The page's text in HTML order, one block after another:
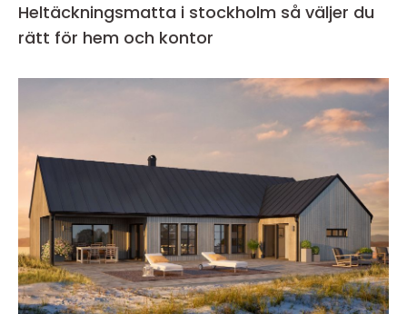
Heltäckningsmatta i stockholm så väljer du
rätt för hem och kontor